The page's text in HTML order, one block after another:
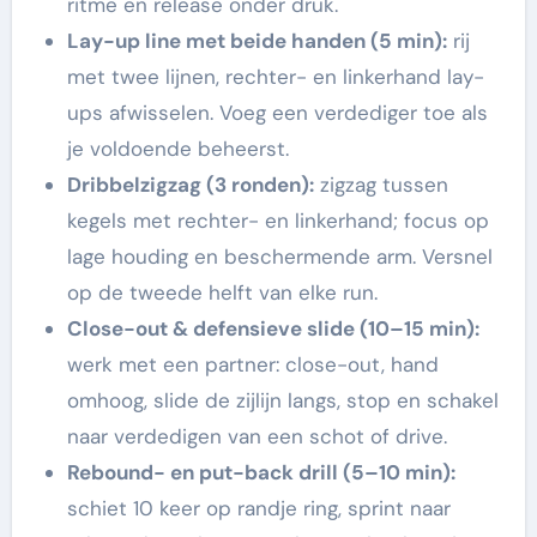
Lay-up line met beide handen (5 min):rij
met twee lijnen, rechter- en linkerhand lay-
ups afwisselen. Voeg een verdediger toe als
je voldoende beheerst.
Dribbelzigzag (3 ronden):zigzag tussen
kegels met rechter- en linkerhand; focus op
lage houding en beschermende arm. Versnel
op de tweede helft van elke run.
Close-out & defensieve slide (10–15 min):
werk met een partner: close-out, hand
omhoog, slide de zijlijn langs, stop en schakel
naar verdedigen van een schot of drive.
Rebound- en put-back drill (5–10 min):
schiet 10 keer op randje ring, sprint naar